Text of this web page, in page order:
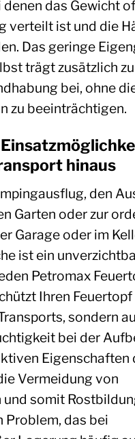
denen das Gewicht
verteilt ist und die
Das geringe
trägt zusätzlich
bei, ohne
zu beeinträchtigen.
hinaus
den
Garten oder zur
Garage oder im
ist ein
Petromax
Ihren
sondern
bei der
Eigenschaften
Vermeidung von
somit
Problem, das bei